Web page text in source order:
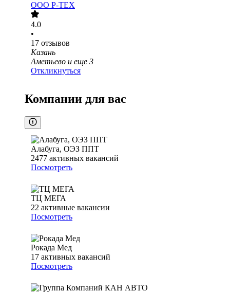
ООО Р-ТЕХ
4.0
•
17 отзывов
Казань
Аметьево и еще 3
Откликнуться
Компании для вас
Алабуга, ОЭЗ ППТ
2477 активных вакансий
Посмотреть
ТЦ МЕГА
22 активные вакансии
Посмотреть
Рокада Мед
17 активных вакансий
Посмотреть